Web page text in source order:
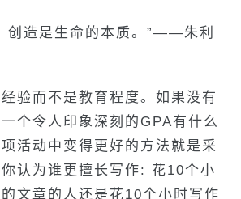
创造是生命的本质。”——朱利
验而不是教育程度。如果没有
个令人印象深刻的GPA有什么
活动中变得更好的方法就是采
认为谁更擅长写作: 花10个小
文章的人还是花10个小时写作